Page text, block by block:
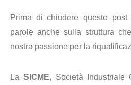
Prima di chiudere questo
parole anche sulla struttura
nostra passione per la
La SICME, Società Industriale